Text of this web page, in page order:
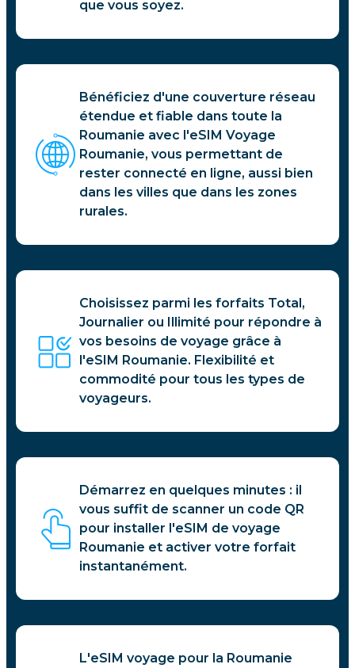
que vous soyez.
Bénéficiez d'une couverture réseau
étendue et fiable dans toute la
Roumanie avec l'eSIM Voyage
Roumanie, vous permettant de
rester connecté en ligne, aussi bien
dans les villes que dans les zones
rurales.
Choisissez parmi les forfaits Total,
Journalier ou Illimité pour répondre à
vos besoins de voyage grâce à
l'eSIM Roumanie. Flexibilité et
commodité pour tous les types de
voyageurs.
Démarrez en quelques minutes : il
vous suffit de scanner un code QR
pour installer l'eSIM de voyage
Roumanie et activer votre forfait
instantanément.
L'eSIM voyage pour la Roumanie